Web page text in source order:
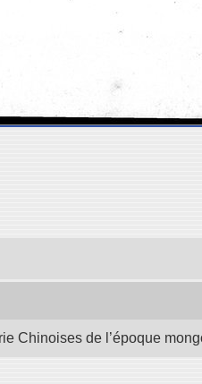
Chinoises de l’époque